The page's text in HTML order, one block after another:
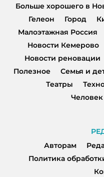
Больше хорошего в
Гелеон
Город
Малоэтажная Россия
Новости Кемерово
Новости реновации
Полезное
Семья и
Театры
Авторам
Политика